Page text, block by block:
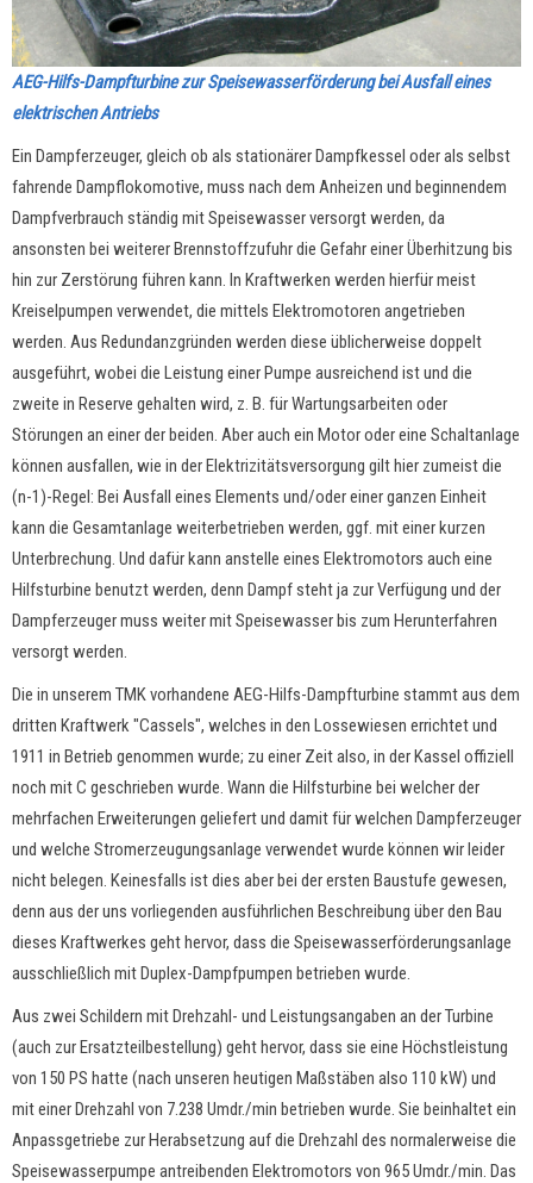
AEG-Hilfs-Dampfturbine zur Speisewasserförderung bei Ausfall eines
elektrischen Antriebs
Ein Dampferzeuger, gleich ob als stationärer Dampfkessel oder als selbst
fahrende Dampflokomotive, muss nach dem Anheizen und beginnendem
Dampfverbrauch ständig mit Speisewasser versorgt werden, da
ansonsten bei weiterer Brennstoffzufuhr die Gefahr einer Überhitzung bis
hin zur Zerstörung führen kann. In Kraftwerken werden hierfür meist
Kreiselpumpen verwendet, die mittels Elektromotoren angetrieben
werden. Aus Redundanzgründen werden diese üblicherweise doppelt
ausgeführt, wobei die Leistung einer Pumpe ausreichend ist und die
zweite in Reserve gehalten wird, z. B. für Wartungsarbeiten oder
Störungen an einer der beiden. Aber auch ein Motor oder eine Schaltanlage
können ausfallen, wie in der Elektrizitätsversorgung gilt hier zumeist die
(n-1)-Regel: Bei Ausfall eines Elements und/oder einer ganzen Einheit
kann die Gesamtanlage weiterbetrieben werden, ggf. mit einer kurzen
Unterbrechung. Und dafür kann anstelle eines Elektromotors auch eine
Hilfsturbine benutzt werden, denn Dampf steht ja zur Verfügung und der
Dampferzeuger muss weiter mit Speisewasser bis zum Herunterfahren
versorgt werden.
Die in unserem TMK vorhandene AEG-Hilfs-Dampfturbine stammt aus dem
dritten Kraftwerk "Cassels", welches in den Lossewiesen errichtet und
1911 in Betrieb genommen wurde; zu einer Zeit also, in der Kassel offiziell
noch mit C geschrieben wurde. Wann die Hilfsturbine bei welcher der
mehrfachen Erweiterungen geliefert und damit für welchen Dampferzeuger
und welche Stromerzeugungsanlage verwendet wurde können wir leider
nicht belegen. Keinesfalls ist dies aber bei der ersten Baustufe gewesen,
denn aus der uns vorliegenden ausführlichen Beschreibung über den Bau
dieses Kraftwerkes geht hervor, dass die Speisewasserförderungsanlage
ausschließlich mit Duplex-Dampfpumpen betrieben wurde.
Aus zwei Schildern mit Drehzahl- und Leistungsangaben an der Turbine
(auch zur Ersatzteilbestellung) geht hervor, dass sie eine Höchstleistung
von 150 PS hatte (nach unseren heutigen Maßstäben also 110 kW) und
mit einer Drehzahl von 7.238 Umdr./min betrieben wurde. Sie beinhaltet ein
Anpassgetriebe zur Herabsetzung auf die Drehzahl des normalerweise die
Speisewasserpumpe antreibenden Elektromotors von 965 Umdr./min. Das